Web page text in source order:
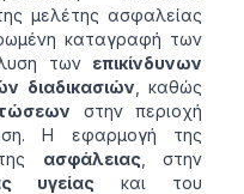
μελέτης ασφαλείας
καταγραφή των
των επικίνδυνων
διαδικασιών , καθώς
στην περιοχή
Η εφαρμογή της
ασφάλειας, στην
υγείας και του